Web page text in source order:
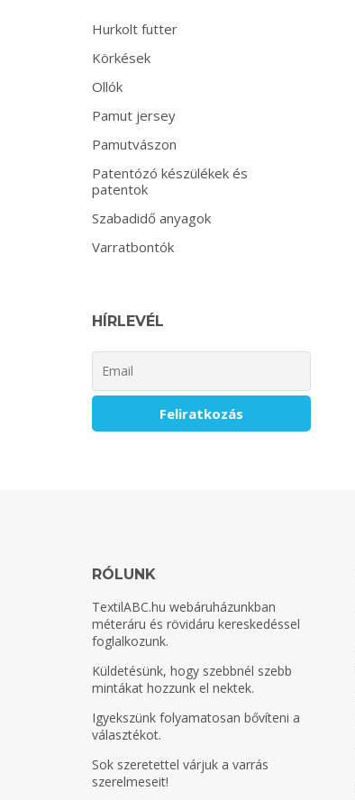
Hurkolt futter
Körkések
Ollók
Pamut jersey
Pamutvászon
Patentózó készülékek és
patentok
Szabadidő anyagok
Varratbontók
HÍRLEVÉL
RÓLUNK
TextilABC.hu webáruházunkban
méteráru és rövidáru kereskedéssel
foglalkozunk.
Küldetésünk, hogy szebbnél szebb
mintákat hozzunk el nektek.
Igyekszünk folyamatosan bővíteni a
választékot.
Sok szeretettel várjuk a varrás
szerelmeseit!